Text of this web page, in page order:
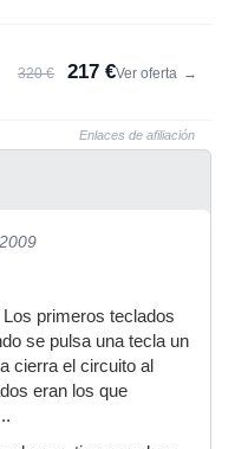
320 € 217 €Ver oferta →
Enlaces de afiliación
primeros teclados
se pulsa una tecla un
cierra el circuito al
eran los que